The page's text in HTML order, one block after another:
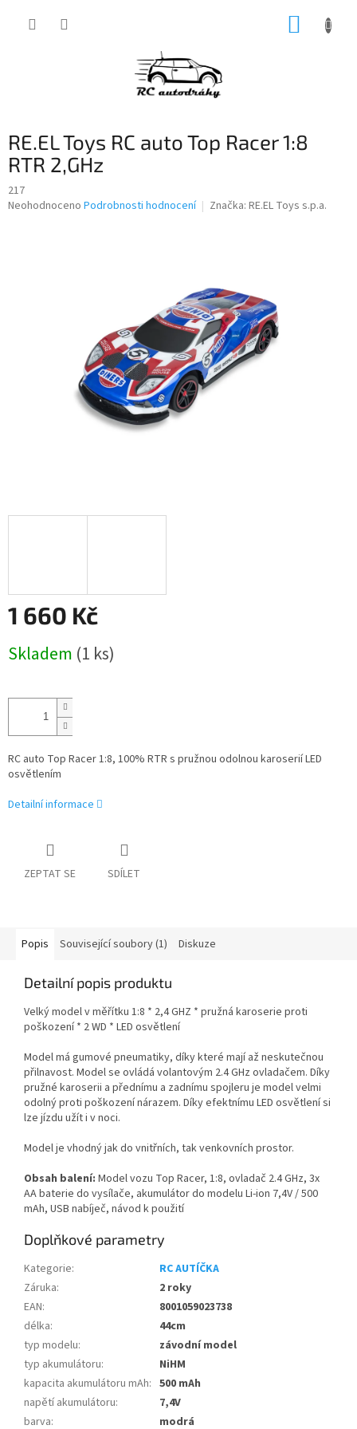
RE.EL Toys RC auto Top Racer 1:8
RTR 2,GHz
217
Průměrné
Neohodnoceno Podrobnosti hodnocení Značka: RE.EL Toys s.p.a.
1 660 Kč
cena:
Skladem (1 ks)
RC auto Top Racer 1:8, 100% RTR s pružnou odolnou karoserií LED
osvětlením
Detailní informace
ZEPTAT SE SDÍLET
Popis Související soubory (1) Diskuze
Detailní popis produktu
Velký model v měřítku 1:8 * 2,4 GHZ * pružná karoserie proti
poškození * 2 WD * LED osvětlení
Model má gumové pneumatiky, díky které mají až neskutečnou
přilnavost. Model se ovládá volantovým 2.4 GHz ovladačem. Díky
pružné karoserii a přednímu a zadnímu spojleru je model velmi
odolný proti poškození nárazem. Díky efektnímu LED osvětlení si
lze jízdu užít i v noci.
Model je vhodný jak do vnitřních, tak venkovních prostor.
Obsah balení: Model vozu Top Racer, 1:8, ovladač 2.4 GHz, 3x
AA baterie do vysílače, akumulátor do modelu Li-ion 7,4V / 500
mAh, USB nabíječ, návod k použití
Doplňkové parametry
Kategorie:
RC AUTÍČKA
Záruka:
2 roky
EAN:
8001059023738
délka:
44cm
typ modelu:
závodní model
typ akumulátoru:
NiHM
kapacita akumulátoru mAh: 500 mAh
napětí akumulátoru:
7,4V
barva: modrá